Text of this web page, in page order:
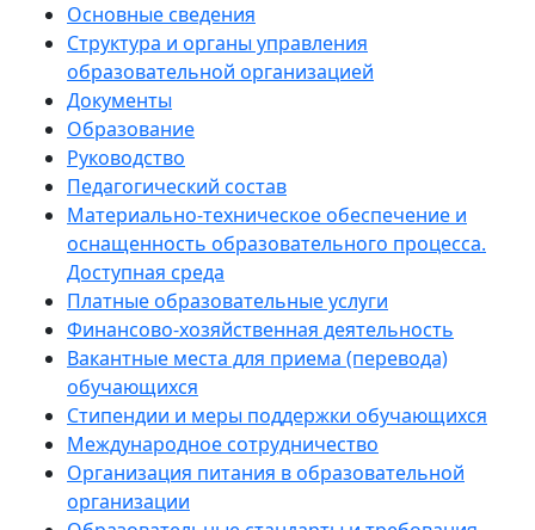
Основные сведения
Структура и органы управления
образовательной организацией
Документы
Образование
Руководство
Педагогический состав
Материально-техническое обеспечение и
оснащенность образовательного процесса.
Доступная среда
Платные образовательные услуги
Финансово-хозяйственная деятельность
Вакантные места для приема (перевода)
обучающихся
Стипендии и меры поддержки обучающихся
Международное сотрудничество
Организация питания в образовательной
организации